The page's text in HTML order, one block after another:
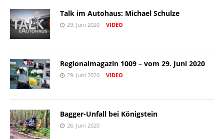
Talk im Autohaus: Michael Schulze
29. Juni 2020 VIDEO
Regionalmagazin 1009 – vom 29. Juni 2020
29. Juni 2020 VIDEO
Bagger-Unfall bei Königstein
26. Juni 2020